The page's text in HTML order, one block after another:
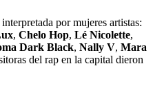
por mujeres artistas:
, Chelo Hop, Lé Nicolette,
Dark Black, Nally V, Mara
del rap en la capital dieron